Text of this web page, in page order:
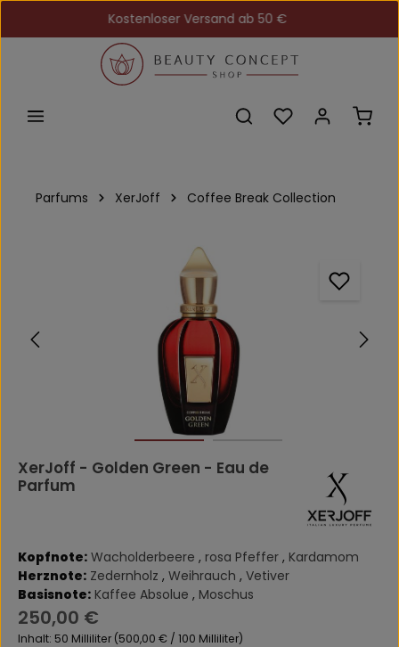
Zum Hauptinhalt springenKostenloser Versand ab 50 €
Du hast 0
Parfums XerJoff Coffee Break Collection
XerJoff - Golden Green - Eau de
Parfum
Kopfnote: Wacholderbeere , rosa Pfeffer , Kardamom
Herznote: Zedernholz , Weihrauch , Vetiver
Basisnote: Kaffee Absolue , Moschus
Regulärer Preis:
250,00 €
Inhalt: 50 Milliliter (500,00 € / 100 Milliliter)